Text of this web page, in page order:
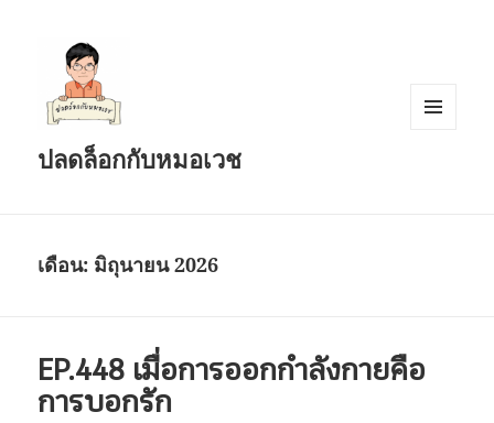
ปลดล็อกกับหมอเวช
เดือน: มิถุนายน 2026
EP.448 เมื่อการออกกำลังกายคือ
การบอกรัก